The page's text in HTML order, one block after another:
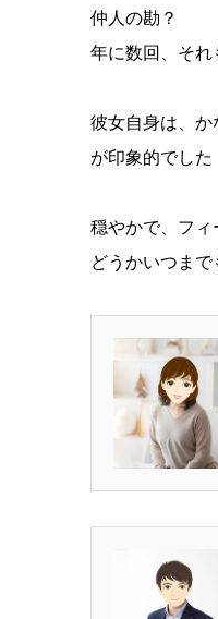
仲人の勘？
年に数回、それ
彼女自身は、
が印象的でした
穏やかで、フィ
どうかいつまで